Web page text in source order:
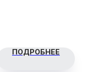
ПОДРОБНЕЕ